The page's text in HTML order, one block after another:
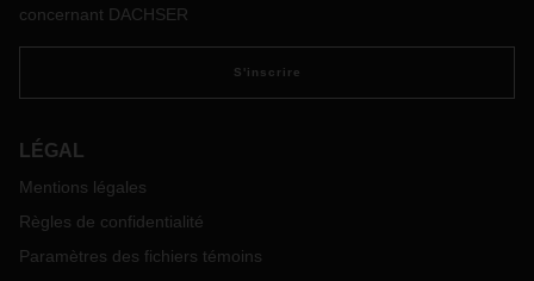
concernant DACHSER
S'inscrire
LÉGAL
Mentions légales
Règles de confidentialité
Paramètres des fichiers témoins